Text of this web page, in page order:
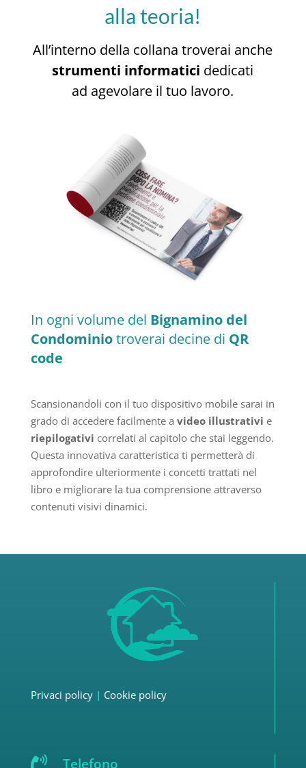
alla teoria!
All’interno della collana troverai anche
strumenti informatici dedicati
ad agevolare il tuo lavoro.
In ogni volume del Bignamino del
Condominiotroverai decine di QR
code
Scansionandoli con il tuo dispositivo mobile sarai in
grado di accedere facilmente a video illustrativi e
riepilogativi correlati al capitolo che stai leggendo.
Questa innovativa caratteristica ti permetterà di
approfondire ulteriormente i concetti trattati nel
libro e migliorare la tua comprensione attraverso
contenuti visivi dinamici.
Privaci policy | Cookie policy
Telefono